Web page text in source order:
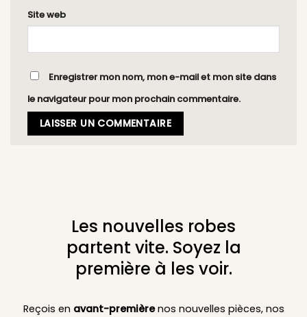
Site web
Enregistrer mon nom, mon e-mail et mon site dans
le navigateur pour mon prochain commentaire.
Les nouvelles robes
partent vite. Soyez la
première à les voir.
Reçois en avant-premièrenos nouvelles pièces, nos